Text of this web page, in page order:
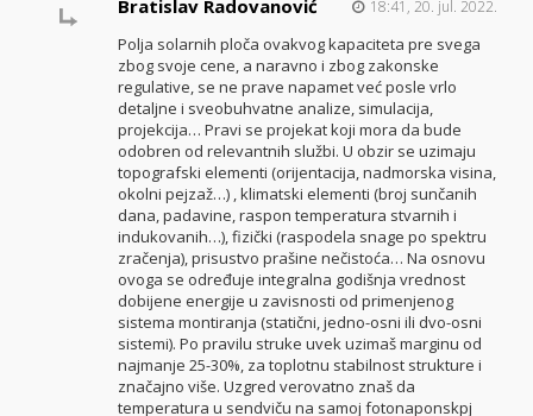
Bratislav Radovanović 18:41, 20. jul. 2022.
Polja solarnih ploča ovakvog kapaciteta pre svega
zbog svoje cene, a naravno i zbog zakonske
regulative, se ne prave napamet već posle vrlo
detaljne i sveobuhvatne analize, simulacija,
projekcija… Pravi se projekat koji mora da bude
odobren od relevantnih službi. U obzir se uzimaju
topografski elementi (orijentacija, nadmorska visina,
okolni pejzaž…) , klimatski elementi (broj sunčanih
dana, padavine, raspon temperatura stvarnih i
indukovanih…), fizički (raspodela snage po spektru
zračenja), prisustvo prašine nečistoća… Na osnovu
ovoga se određuje integralna godišnja vrednost
dobijene energije u zavisnosti od primenjenog
sistema montiranja (statični, jedno-osni ili dvo-osni
sistemi). Po pravilu struke uvek uzimaš marginu od
najmanje 25-30%, za toplotnu stabilnost strukture i
značajno više. Uzgred verovatno znaš da
temperatura u sendviču na samoj fotonaponskpj